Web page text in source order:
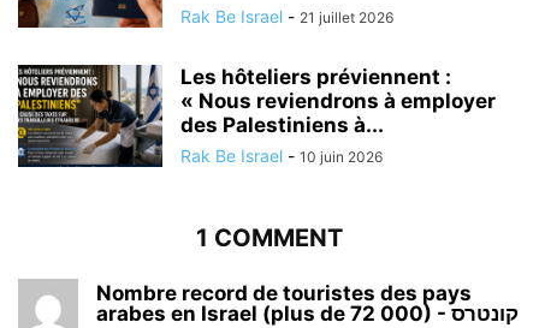
Rak Be Israel - 21 juillet 2026
Les hôteliers préviennent :
« Nous reviendrons à employer
des Palestiniens à...
Rak Be Israel - 10 juin 2026
1 COMMENT
Nombre record de touristes des pays
arabes en Israel (plus de 72 000) - קונטרס